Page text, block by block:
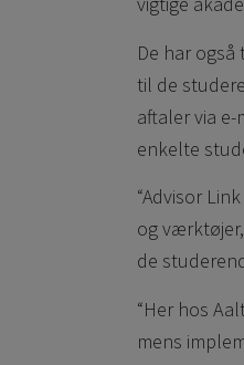
De har
til de
aftaler via
enkelte
“Advisor
og
de
“Her hos
mens